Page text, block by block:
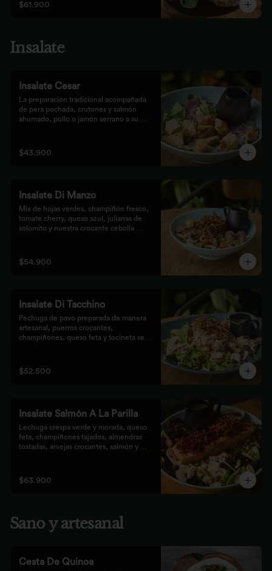
$61.900
Insalate
Insalate Cesar
La preparación tradicional acompañada
de pera pochada, crutones y salmón
ahumado, pollo o jamón serrano a su
$43.900
Insalate Di Manzo
Mix de hojas verdes, champiñón fresco,
tomate cherry, queso azul, julianas de
solomito y nuestra crocante cebolla
$54.900
Insalate Di Tacchino
Pechuga de pavo preparada de manera
artesanal, puerros crocantes,
champiñones, queso feta y tocineta se
$52.500
Insalate Salmón A La Parilla
Lechuga crespa verde y morada, queso
feta, champiñones tajados, almendras
tostadas, arvejas crocantes, salmón y
$63.900
Sano y artesanal
Cesta De Quinoa